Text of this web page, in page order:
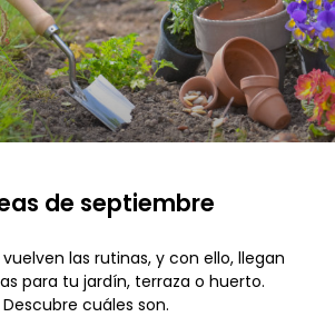
de septiembre
las rutinas, y con ello, llegan
para tu jardín, terraza o huerto.
Descubre cuáles son.